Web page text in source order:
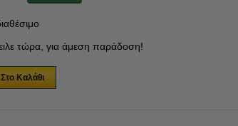
τώρα, για άμεση παράδοση!
Στο Καλάθι